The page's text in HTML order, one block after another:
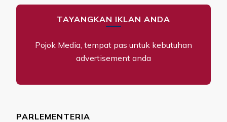
TAYANGKAN IKLAN ANDA
Pojok Media, tempat pas untuk kebutuhan
advertisement anda
PARLEMENTERIA